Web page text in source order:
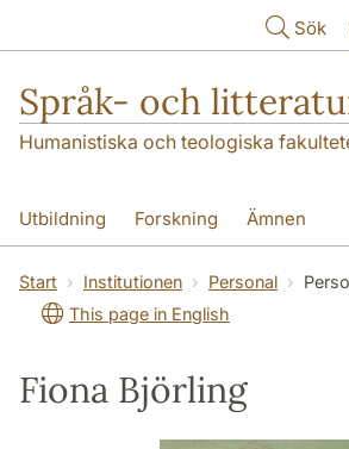
Sök
Språk- och
Humanistiska och teologiska
Utbildning Forskning Ämnen
SOL-husen Kontakt Institutionen
översättning till svenska
Start Institutionen Personal
This page in English
Fiona Björling